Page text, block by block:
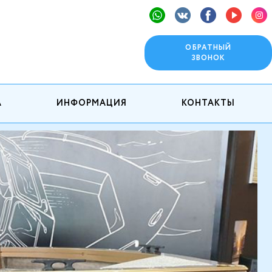
ОБРАТНЫЙ
ЗВОНОК
ИНФОРМАЦИЯ КОНТАКТЫ